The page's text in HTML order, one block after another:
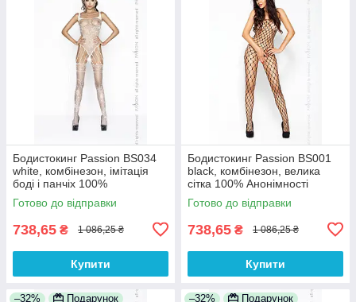
Бодистокинг Passion BS034
white, комбінезон, імітація
боді і панчіх 100%
Анонімності
Готово до відправки
738,65 ₴ 1 086,25 ₴
Купити
Бодистокинг Passion BS001
black, комбінезон, велика
сітка 100% Анонімності
Готово до відправки
738,65 ₴ 1 086,25 ₴
Купити
–32% Подарунок –32% Подарунок